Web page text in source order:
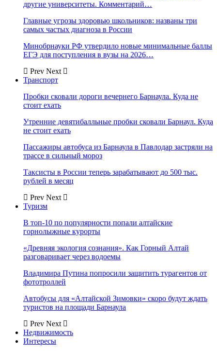
другие университеты. Комментарий…
Главные угрозы здоровью школьников: названы три
самых частых диагноза в России
Минобрнауки РФ утвердило новые минимальные баллы
ЕГЭ для поступления в вузы на 2026…
Prev Next
Транспорт
Пробки сковали дороги вечернего Барнаула. Куда не
стоит ехать
Утренние девятибалльные пробки сковали Барнаул. Куда
не стоит ехать
Пассажиры автобуса из Барнаула в Павлодар застряли на
трассе в сильный мороз
Таксисты в России теперь зарабатывают до 500 тыс.
рублей в месяц
Prev Next
Туризм
В топ-10 по популярности попали алтайские
горнолыжные курорты
«Древняя экология сознания». Как Горный Алтай
разговаривает через водоемы
Владимира Путина попросили защитить турагентов от
фототроллей
Автобусы для «Алтайской Зимовки» скоро будут ждать
туристов на площади Барнаула
Prev Next
Недвижимость
Интересы